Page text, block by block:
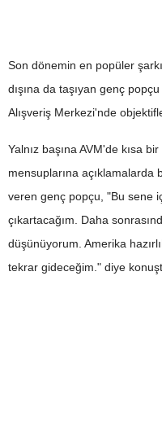
Son dönemin en popüler
dışına da taşıyan genç
Alışveriş Merkezi'nde
Yalnız başına AVM'de kısa
mensuplarına açıklamalarda
veren genç popçu, "Bu sene
çıkartacağım. Daha
düşünüyorum. Amerika
tekrar gideceğim." diye